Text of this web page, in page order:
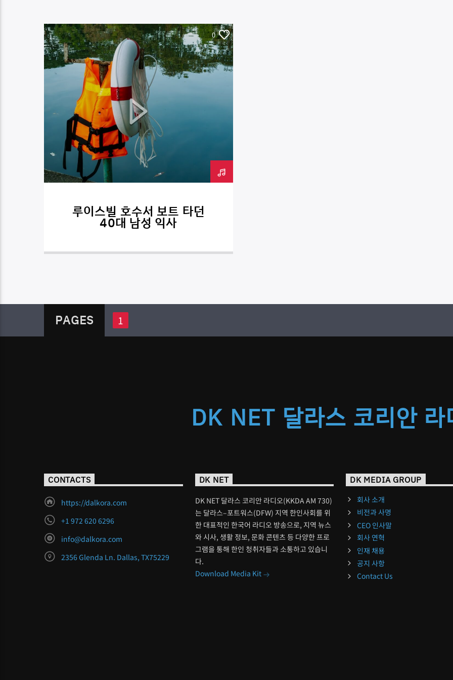
0
루이스빌 호수서 보트 타던
40대 남성 익사
PAGES 1
DK NET 달라스 코리안 라
CONTACTS
https://dalkora.com
+1 972 620 6296
info@dalkora.com
2356 Glenda Ln. Dallas, TX75229
DK NET
DK NET 달라스 코리안 라디오(KKDA AM 730)
는 달라스–포트워스(DFW) 지역 한인사회를 위
한 대표적인 한국어 라디오 방송으로, 지역 뉴스
와 시사, 생활 정보, 문화 콘텐츠 등 다양한 프로
그램을 통해 한인 청취자들과 소통하고 있습니
다.
Download Media Kit
DK MEDIA GROUP
회사 소개
비전과 사명
CEO 인사말
회사 연혁
인재 채용
공지 사항
Contact Us